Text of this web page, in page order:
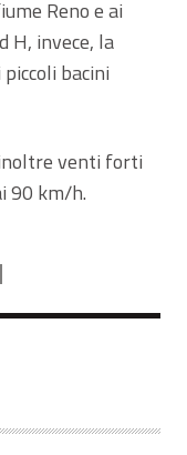
Reno e ai
H, invece, la
bacini
venti forti
90 km/h.